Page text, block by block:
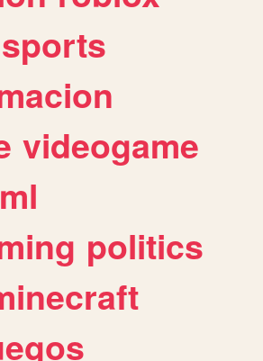
sports
videogame
politics